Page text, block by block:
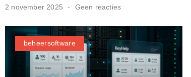
2 november 2025 Geen reacties
beheersoftware